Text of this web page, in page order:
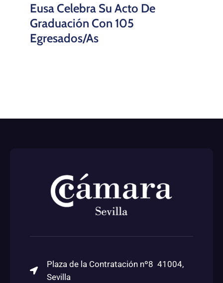
Eusa Celebra Su Acto De
Graduación Con 105
Egresados/as
Plaza de la Contratación nº8 41004,
Sevilla